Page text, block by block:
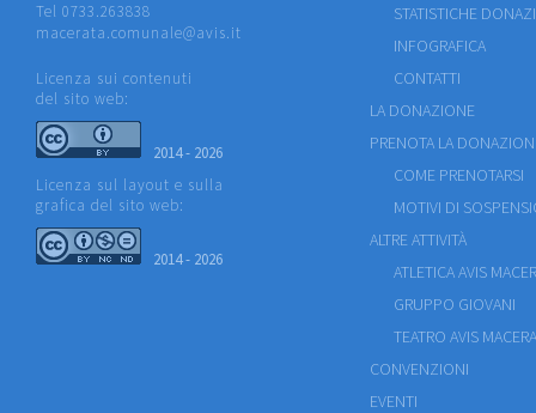
Tel 0733.263838
macerata.comunale@avis.it
Licenza sui contenuti
del sito web:
2014 - 2026
Licenza sul layout e sulla
grafica del sito web:
2014 - 2026
STATISTICHE
INFOGRAFICA
CONTATTI
LA DONAZIONE
PRENOTA LA
COME PRENOTARSI
MOTIVI DI
ALTRE ATTIVITÀ
ATLETICA AVIS
GRUPPO GIOVANI
TEATRO AVIS
CONVENZIONI
EVENTI